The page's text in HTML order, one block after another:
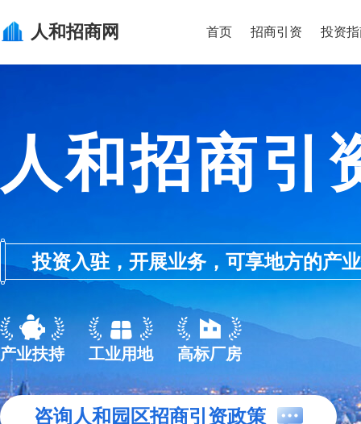
人和招商网 首页 招商引资 投资
人和招商引
投资入驻，开展业务，可享地方的产
产业扶持 工业用地 高标厂房
咨询人和园区招商引资政策